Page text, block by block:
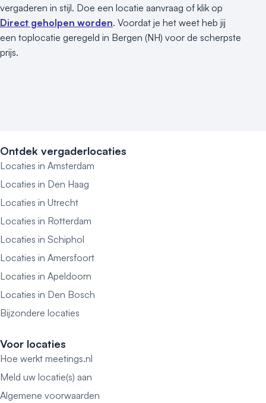
vergaderen in stijl. Doe een locatie aanvraag of klik op
Direct geholpen worden. Voordat je het weet heb jij
een toplocatie geregeld in Bergen (NH) voor de scherpste
prijs.
Ontdek vergaderlocaties
Locaties in Amsterdam
Locaties in Den Haag
Locaties in Utrecht
Locaties in Rotterdam
Locaties in Schiphol
Locaties in Amersfoort
Locaties in Apeldoorn
Locaties in Den Bosch
Bijzondere locaties
Voor locaties
Hoe werkt meetings.nl
Meld uw locatie(s) aan
Algemene voorwaarden